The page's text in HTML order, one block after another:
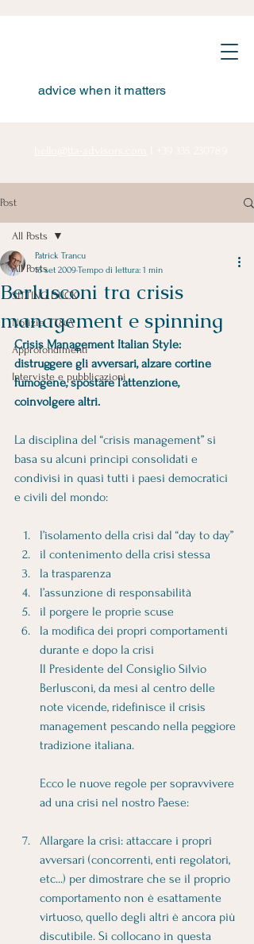
advice when it matters
Post
All Posts
SITTING DUCK
Notizie TT&A
Approfondimenti
Interviste e pubblicazioni
All Posts
Berlusconi tra crisis
management e spinning
Patrick Trancu
15 set 2009Tempo di lettura: 1 min
Crisis Management Italian Style:
distruggere gli avversari, alzare cortine
fumogene, spostare l’attenzione,
coinvolgere altri.
La disciplina del “crisis management” si
basa su alcuni principi consolidati e
condivisi in quasi tutti i paesi democratici
e civili del mondo:
l’isolamento della crisi dal “day to day”
il contenimento della crisi stessa
la trasparenza
l’assunzione di responsabilità
il porgere le proprie scuse
la modifica dei propri comportamenti
durante e dopo la crisi
Il Presidente del Consiglio Silvio
Berlusconi, da mesi al centro delle
note vicende, ridefinisce il crisis
management pescando nella peggiore
tradizione italiana.
Ecco le nuove regole per sopravvivere
ad una crisi nel nostro Paese:
Allargare la crisi: attaccare i propri
avversari (concorrenti, enti regolatori,
etc...) per dimostrare che se il proprio
comportamento non è esattamente
virtuoso, quello degli altri è ancora più
discutibile. Si collocano in questa